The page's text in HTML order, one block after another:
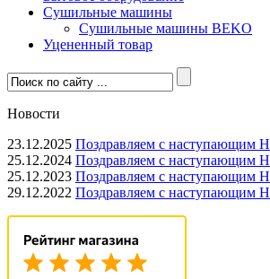
Сушильные машины
Сушильные машины BEKO
Уцененный товар
Новости
23.12.2025 Поздравляем с наступающим
25.12.2024 Поздравляем с наступающим
25.12.2023 Поздравляем с наступающим
29.12.2022 Поздравляем с наступающим